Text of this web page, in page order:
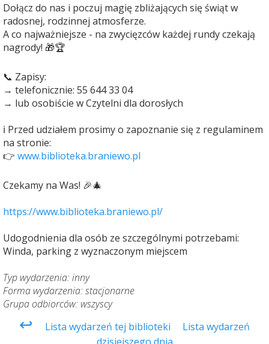
Dołącz do nas i poczuj magię zbliżających się świąt w
radosnej, rodzinnej atmosferze.
A co najważniejsze - na zwycięzców każdej rundy czekają
nagrody! 🎁🏆
📞 Zapisy:
→ telefonicznie: 55 644 33 04
→ lub osobiście w Czytelni dla dorosłych
ℹ️ Przed udziałem prosimy o zapoznanie się z regulaminem
na stronie:
👉 www.biblioteka.braniewo.pl
Czekamy na Was! 🎉🎄
https://www.biblioteka.braniewo.pl/
Udogodnienia dla osób ze szczególnymi potrzebami:
Winda, parking z wyznaczonym miejscem
Typ wydarzenia: inny
Forma wydarzenia: stacjonarne
Grupa odbiorców: wszyscy
↩ Lista wydarzeń tej biblioteki
Lista wydarzeń